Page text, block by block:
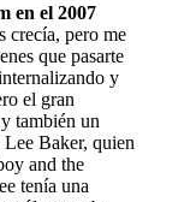
en el 2007
crecía, pero me
que pasarte
y
el gran
también un
Baker, quien
and the
tenía una